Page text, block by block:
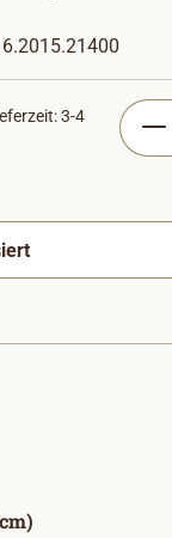
3-4